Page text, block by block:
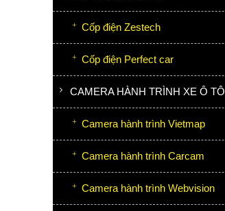
Cốp điện Zestech
Cốp điện Perfect car
CAMERA HÀNH TRÌNH XE Ô TÔ
Camera hành trình Vietmap
Camera hành trình Carcam
Camera hành trình Webvision